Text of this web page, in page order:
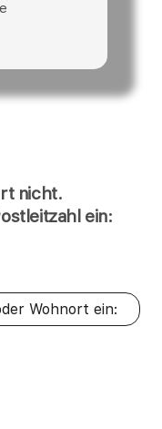
nicht.
ein: